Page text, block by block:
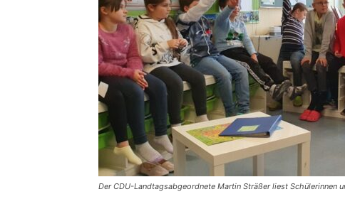
Der CDU-Landtagsabgeordnete Martin Sträßer liest Schülerinnen